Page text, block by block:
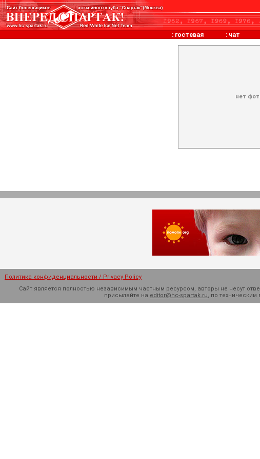
: гостевая : чат
нет
Политика конфиденциальности / Privacy Policy
Сайт является полностью независимым частным ресурсом, авторы не несут
присылайте на editor@hc-spartak.ru, по